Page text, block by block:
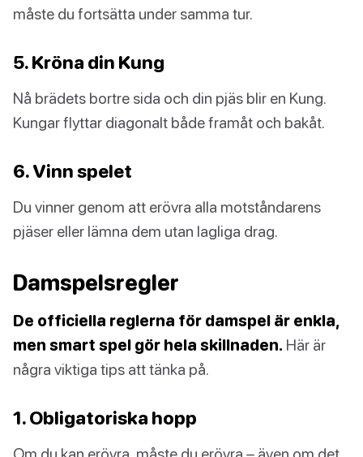
måste du fortsätta under samma tur.
5. Kröna din Kung
Nå brädets bortre sida och din pjäs blir en Kung.
Kungar flyttar diagonalt både framåt och bakåt.
6. Vinn spelet
Du vinner genom att erövra alla motståndarens
pjäser eller lämna dem utan lagliga drag.
Damspelsregler
De officiella reglerna för damspel är enkla,
men smart spel gör hela skillnaden. Här är
några viktiga tips att tänka på.
1. Obligatoriska hopp